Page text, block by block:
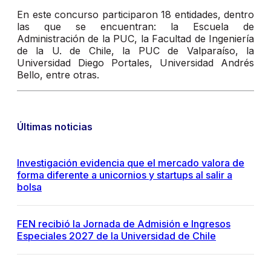
En este concurso participaron 18 entidades, dentro
las que se encuentran: la Escuela de
Administración de la PUC, la Facultad de Ingeniería
de la U. de Chile, la PUC de Valparaíso, la
Universidad Diego Portales, Universidad Andrés
Bello, entre otras.
Últimas noticias
Investigación evidencia que el mercado valora de
forma diferente a unicornios y startups al salir a
bolsa
FEN recibió la Jornada de Admisión e Ingresos
Especiales 2027 de la Universidad de Chile